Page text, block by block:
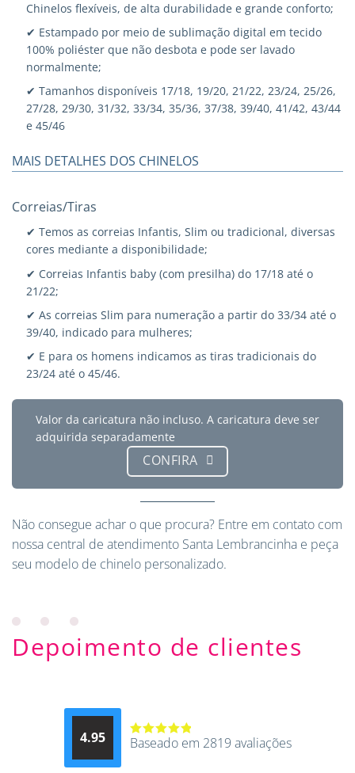
Chinelos flexíveis, de alta durabilidade e grande conforto;
✔ Estampado por meio de sublimação digital em tecido
100% poliéster que não desbota e pode ser lavado
normalmente;
✔ Tamanhos disponíveis 17/18, 19/20, 21/22, 23/24, 25/26,
27/28, 29/30, 31/32, 33/34, 35/36, 37/38, 39/40, 41/42, 43/44
e 45/46
MAIS DETALHES DOS CHINELOS
Correias/Tiras
✔ Temos as correias Infantis, Slim ou tradicional, diversas
cores mediante a disponibilidade;
✔ Correias Infantis baby (com presilha) do 17/18 até o
21/22;
✔ As correias Slim para numeração a partir do 33/34 até o
39/40, indicado para mulheres;
✔ E para os homens indicamos as tiras tradicionais do
23/24 até o 45/46.
Valor da caricatura não incluso. A caricatura deve ser
adquirida separadamente
CONFIRA
Não consegue achar o que procura? Entre em contato com
nossa central de atendimento Santa Lembrancinha e peça
seu modelo de chinelo personalizado.
Depoimento de clientes
4.95
Avaliação
Baseado em 2819 avaliações